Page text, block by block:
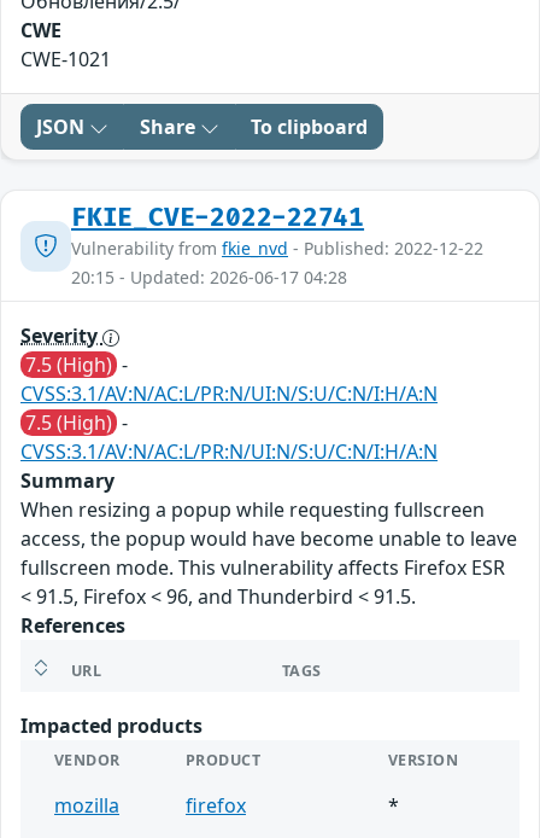
CWE
CWE-1021
JSON Share To clipboard
FKIE_CVE-2022-22741
Vulnerability from fkie_nvd - Published: 2022-12-22
20:15 - Updated: 2026-06-17 04:28
Severity
7.5 (High) -
CVSS:3.1/AV:N/AC:L/PR:N/UI:N/S:U/C:N/I:H/A:N
7.5 (High) -
CVSS:3.1/AV:N/AC:L/PR:N/UI:N/S:U/C:N/I:H/A:N
Summary
When resizing a popup while requesting fullscreen
access, the popup would have become unable to leave
fullscreen mode. This vulnerability affects Firefox ESR
< 91.5, Firefox < 96, and Thunderbird < 91.5.
References
URL TAGS
Impacted products
VENDOR PRODUCT VERSION
mozilla firefox
*